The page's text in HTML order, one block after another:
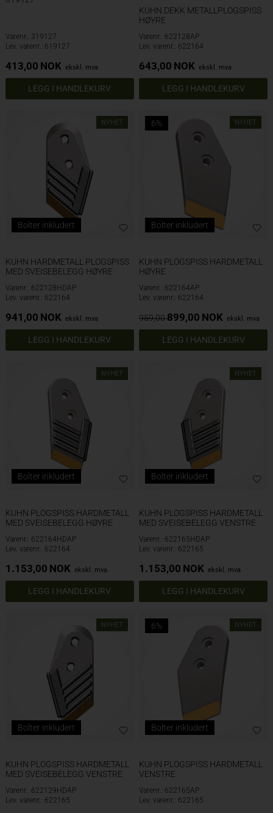
Varenr.: 319127
Lev. varenr.: 619127
413,00 NOK ekskl. mva
KUHN DEKK METALLPLOGSPISS
HØYRE
Varenr.: 622128AP
Lev. varenr.: 622164
643,00 NOK ekskl. mva
NYHET
Bolter inkludert
KUHN HARDMETALL PLOGSPISS
MED SVEISEBELEGG HØYRE
Varenr.: 622128HDAP
Lev. varenr.: 622164
941,00 NOK ekskl. mva
NYHET
Bolter inkludert
6%
KUHN PLOGSPISS HARDMETALL
HØYRE
Varenr.: 622164AP
Lev. varenr.: 622164
959,00899,00 NOK ekskl. mva
NYHET
Bolter inkludert
KUHN PLOGSPISS HARDMETALL
MED SVEISEBELEGG HØYRE
Varenr.: 622164HDAP
Lev. varenr.: 622164
1.153,00 NOK ekskl. mva
NYHET
Bolter inkludert
KUHN PLOGSPISS HARDMETALL
MED SVEISEBELEGG VENSTRE
Varenr.: 622165HDAP
Lev. varenr.: 622165
1.153,00 NOK ekskl. mva
NYHET
Bolter inkludert
KUHN PLOGSPISS HARDMETALL
MED SVEISEBELEGG VENSTRE
Varenr.: 622129HDAP
Lev. varenr.: 622165
NYHET
Bolter inkludert
6%
KUHN PLOGSPISS HARDMETALL
VENSTRE
Varenr.: 622165AP
Lev. varenr.: 622165